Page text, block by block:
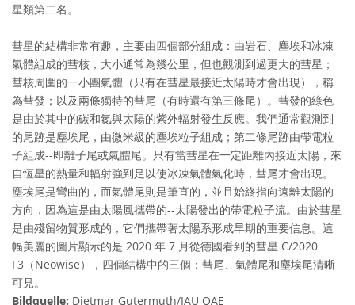
星類第二名。
彗星的結構非常有趣，主要由四個部分組成：由岩石、塵埃和冰凍
氣體組成的彗核，大小通常為幾公里，但也觀測到過更大的彗星；
彗核周圍的一小團氣體（只有在彗星最接近太陽時才會出現），稱
為彗發；以及兩條獨特的彗尾（有時還有第三條尾）。彗發的綠色
是由於其中的碳和氮與太陽的紫外輻射發生反應。我們通常觀測到
的尾跡是塵埃尾，由微米級的塵埃粒子組成；第二條尾跡由帶電粒
子組成--即離子尾或氣體尾。只有當彗星在一定距離內接近太陽，來
自恆星的熱量和輻射強到足以使冰凍氣體氣化時，彗尾才會出現。
塵埃尾是彎曲的，而氣體尾則是筆直的，並且始終指向遠離太陽的
方向，因為這是由太陽風攜帶的--太陽發出的帶電粒子流。由於彗星
是由殘留物質形成的，它們攜帶著太陽系形成早期的重要信息。這
幅美麗的圖片顯示的是 2020 年 7 月從德國看到的彗星 C/2020
F3（Neowise），四個結構中的三個：彗尾、氣體尾和塵埃尾清晰
可見。
Bildquelle: Dietmar Gutermuth/IAU OAE